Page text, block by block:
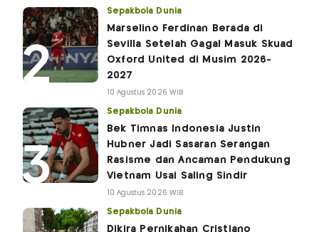
Sepakbola Dunia
Marselino Ferdinan Berada di
Sevilla Setelah Gagal Masuk Skuad
Oxford United di Musim 2026-
2027
10 Agustus 2026 WIB
Sepakbola Dunia
Bek Timnas Indonesia Justin
Hubner Jadi Sasaran Serangan
Rasisme dan Ancaman Pendukung
Vietnam Usai Saling Sindir
10 Agustus 2026 WIB
Sepakbola Dunia
Dikira Pernikahan Cristiano